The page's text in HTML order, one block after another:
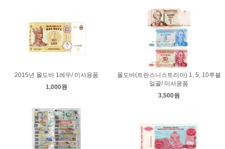
2015년 몰도바 1레우/ 미사용품
1,000원
몰도바(트란스니스트리아) 1, 5, 10루블
일괄/ 미사용품
3,500원